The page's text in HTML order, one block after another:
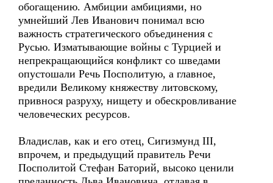
обогащению. Амбиции амбициями, но
умнейший Лев Иванович понимал всю
важность стратегического объединения с
Русью. Изматывающие войны с Турцией и
непрекращающийся конфликт со шведами
опустошали Речь Посполитую, а главное,
вредили Великому княжеству литовскому,
привнося разруху, нищету и обескровливание
человеческих ресурсов.
Владислав, как и его отец, Сигизмунд III,
впрочем, и предыдущий правитель Речи
Посполитой Стефан Баторий, высоко ценили